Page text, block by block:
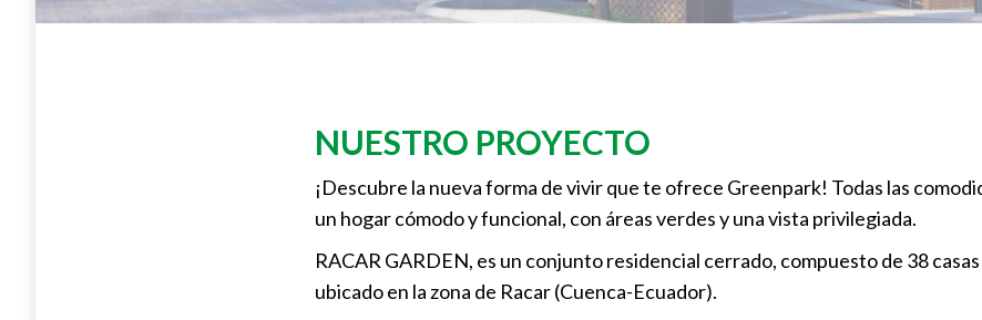
NUESTRO PROYECTO
¡Descubre la nueva forma de vivir que te ofrece Greenpark! Todas las
un hogar cómodo y funcional, con áreas verdes y una vista privilegiada.
RACAR GARDEN, es un conjunto residencial cerrado, compuesto de 38
ubicado en la zona de Racar (Cuenca-Ecuador).